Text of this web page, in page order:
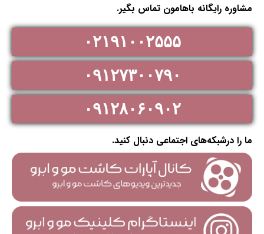
مشاوره رایگانه باهامون تماس بگیر.
۰۲۱۹۱۰۰۲۵۵۵
۰۹۱۲۷۳۰۰۷۹۰
۰۹۱۲۸۰۶۰۹۰۲
ما را درشبکه‌های اجتماعی دنبال کنید.